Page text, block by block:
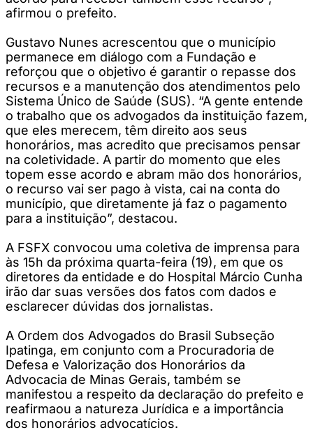
afirmou o prefeito.
Gustavo Nunes acrescentou que o município
permanece em diálogo com a Fundação e
reforçou que o objetivo é garantir o repasse dos
recursos e a manutenção dos atendimentos pelo
Sistema Único de Saúde (SUS). “A gente entende
o trabalho que os advogados da instituição fazem,
que eles merecem, têm direito aos seus
honorários, mas acredito que precisamos pensar
na coletividade. A partir do momento que eles
topem esse acordo e abram mão dos honorários,
o recurso vai ser pago à vista, cai na conta do
município, que diretamente já faz o pagamento
para a instituição”, destacou.
A FSFX convocou uma coletiva de imprensa para
às 15h da próxima quarta-feira (19), em que os
diretores da entidade e do Hospital Márcio Cunha
irão dar suas versões dos fatos com dados e
esclarecer dúvidas dos jornalistas.
A Ordem dos Advogados do Brasil Subseção
Ipatinga, em conjunto com a Procuradoria de
Defesa e Valorização dos Honorários da
Advocacia de Minas Gerais, também se
manifestou a respeito da declaração do prefeito e
reafirmaou a natureza Jurídica e a importância
dos honorários advocatícios.